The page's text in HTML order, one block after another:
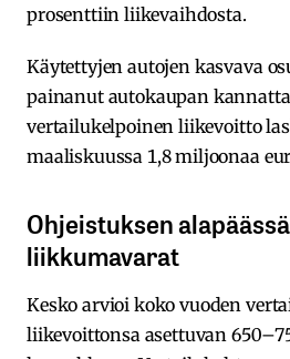
prosenttiin liikevaihdosta.
Käytettyjen autojen kasvava
painanut autokaupan
vertailukelpoinen liikevoitto
maaliskuussa 1,8 miljoonaa
Ohjeistuksen
liikkumavarat
Kesko arvioi koko vuoden
liikevoittonsa asettuvan